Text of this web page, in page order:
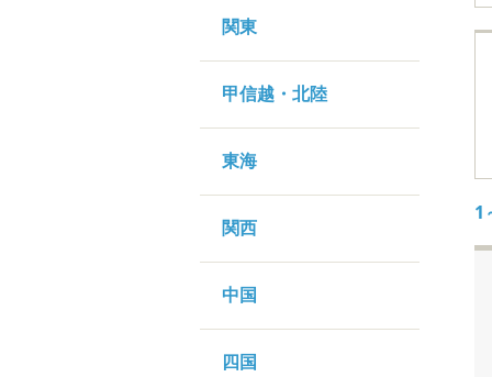
1
関東
甲信越・北陸
東海
関西
中国
四国